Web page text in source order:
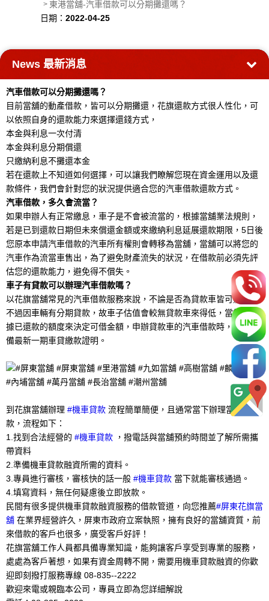
東港當舖-汽車借款可以分期攤還嗎？
日期：2022-04-25
News 最新消息
汽車借款可以分期攤還嗎？
目前當舖的動產借款，皆可以分期攤還，花旗還款方式很人性化，可
以依照自身的還款能力來選擇還錢方式，
本金與利息一次付清
本金與利息分期償還
只繳納利息不攤還本金
若在還款上不知道如何選擇，可以讓我們瞭解您現在資金運用以及還
款條件，我們會針對您的狀況提供適合您的汽車借款還款方式。
汽車借款，多久會流當？
如果申辦人有正常繳息，車子是不會被流當的，根據當舖業法規則，
若是已到還款日期但未來償還金額或來繳納利息延展還款期限，5日後
您原本申請汽車借款的汽車所有權則會轉移為當舖，當舖可以將您的
汽車作為流當車售出，為了避免財產流失的狀況，在借款前必須先評
估您的還款能力，避免得不償失。
車子有貸款可以辦理汽車借款嗎？
以花旗當舖常見的汽車借款服務來說，不論是否為貸款車皆可辦理，
不過因車輛有分期貸款，故車子估值會較無貸款車來得低，當舖會依
據已還款的額度來決定可借金額，申辦貸款車的汽車借款時，記得準
備最新一期車貸繳款證明。
到花旗當舖辦理 #機車貸款 流程簡單簡便，且通常當下辦理當下撥
款，流程如下：
1.找到合法經營的 #機車貸款 ，撥電話與當舖預約時間並了解所需攜
帶資料
2.準備機車貸款融資所需的資料。
3.專員進行審核，審核快的話一般 #機車貸款 當下就能審核通過。
4.填寫資料，無任何疑慮後立即放款。
民間有很多提供機車貸款融資服務的借款管道，向您推薦#屏東花旗當
舖 在業界經營許久，屏東市政府立案執照，擁有良好的當舖資質，前
來借款的客戶也很多，廣受客戶好評！
花旗當舖工作人員都具備專業知識，能夠讓客戶享受到專業的服務，
處處為客戶著想，如果有資金周轉不開，需要用機車貸款融資的你歡
迎即刻撥打服務專線 08-835--2222
歡迎來電或親臨本公司，專員立即為您詳細解說